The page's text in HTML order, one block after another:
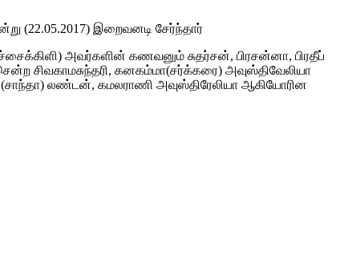
(22.05.2017) இறைவனடி சேர்ந்தார்
அவர்களின் கணவனும் சுதர்சன், பிரசன்னா, பிரதீப்
சிவகாமசுந்தரி, கனகம்மா(சர்க்கரை) அவுஸ்திவேலியா
லண்டன், கமலராணி அவுஸ்திரேலியா ஆகியோரின